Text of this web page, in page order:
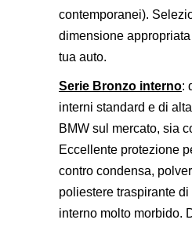
contemporanei).
dimensione
tua auto.
Serie Bronzo interno:
interni standard e di
BMW sul mercato, sia
Eccellente protezione
contro condensa,
poliestere traspirante
interno molto morbido.